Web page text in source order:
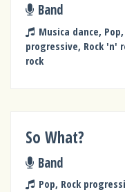
Band
Musica dance,
progressive, Rock 'n'
rock
So What?
Band
Pop, Rock